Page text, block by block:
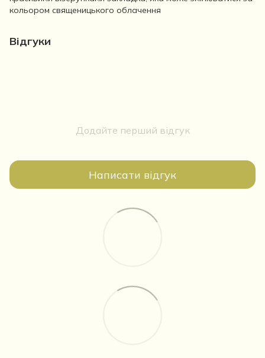
кольором священицького облачення
Відгуки
Додайте перший відгук
Написати відгук